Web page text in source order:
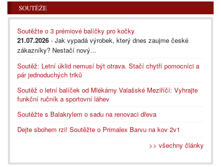
SOUTĚŽE
Soutěžte o 3 prémiové balíčky pro kočky
21.07.2026 - Jak vypadá výrobek, který dnes zaujme české
zákazníky? Nestačí nový...
Soutěž: Letní úklid nemusí být otrava. Stačí chytří pomocníci a
pár jednoduchých triků
Soutěž o letní balíček od Mlékárny Valašské Meziříčí: Vyhrajte
funkční ručník a sportovní láhev
Soutěžte s Balakrylem o sadu na renovaci dřeva
Dejte sbohem rzi! Soutěžte o Primalex Barvu na kov 2v1
>> všechny články